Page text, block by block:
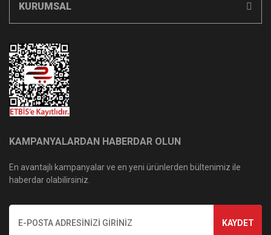
KURUMSAL
KAMPANYALARDAN HABERDAR OLUN
En avantajlı kampanyalar ve en yeni ürünlerden bültenimiz ile
haberdar olabilirsiniz.
KAYDET